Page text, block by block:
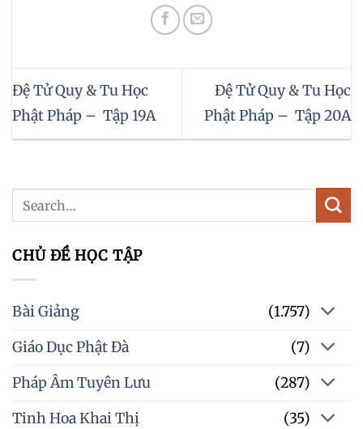
Đệ Tử Quy & Tu Học
Phật Pháp – Tập 19A
Đệ Tử Quy & Tu Học
Phật Pháp – Tập 20A
CHỦ ĐỀ HỌC TẬP
Bài Giảng
(1.757)
Giáo Dục Phật Đà
(7)
Pháp Âm Tuyên Lưu
(287)
Tinh Hoa Khai Thị
(35)